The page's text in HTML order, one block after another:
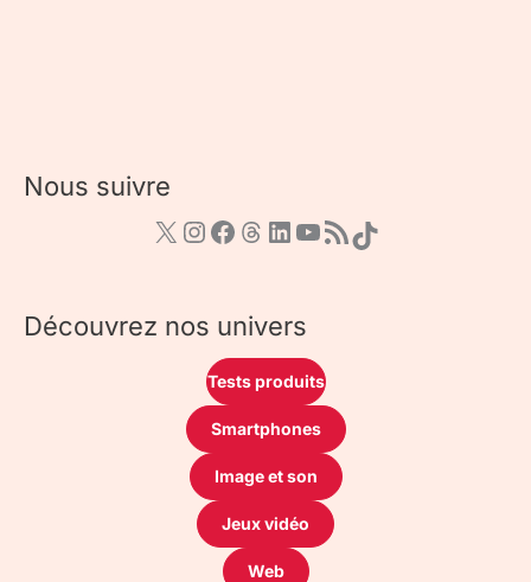
Nous suivre
Découvrez nos univers
Tests produits
Smartphones
Image et son
Jeux vidéo
Web